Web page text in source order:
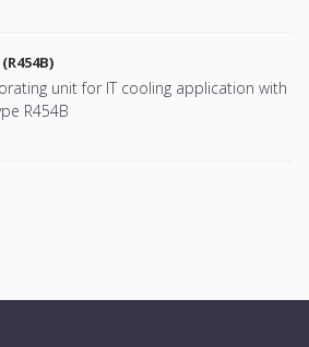
unit for IT cooling application with
R454B